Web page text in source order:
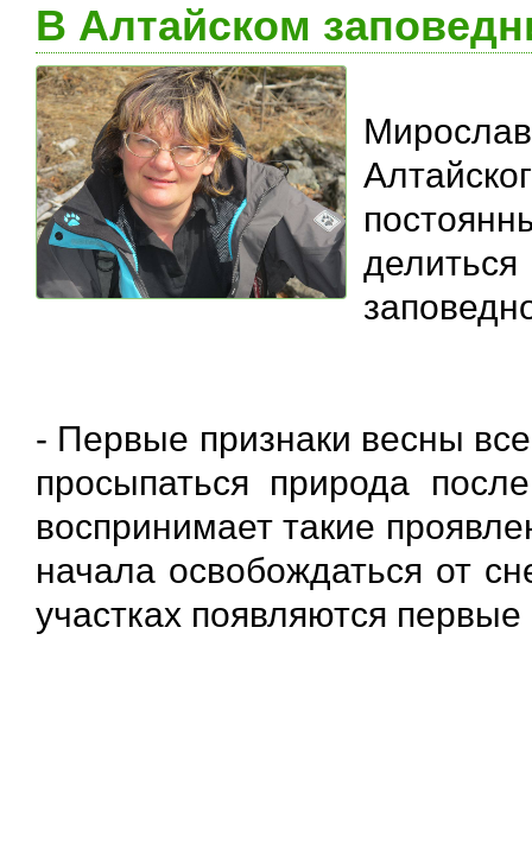
В Алтайском
- Первые признаки весны
просыпаться природа
воспринимает такие
начала освобождаться от
участках появляются первые